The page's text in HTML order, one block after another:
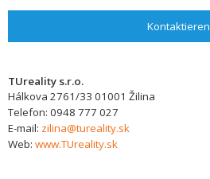
Kontaktieren
TUreality s.r.o.
Hálkova 2761/33 01001 Žilina
Telefon: 0948 777 027
E-mail: zilina@tureality.sk
Web: www.TUreality.sk